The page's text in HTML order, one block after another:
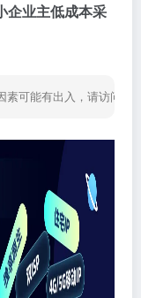
企业主低成本采
可能有出入，请访问网